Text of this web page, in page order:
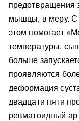
предотвращения
мышцы, в меру. С
этом помогает
температуры,
больше
проявляются
деформация
двадцати пяти
ревматоидный